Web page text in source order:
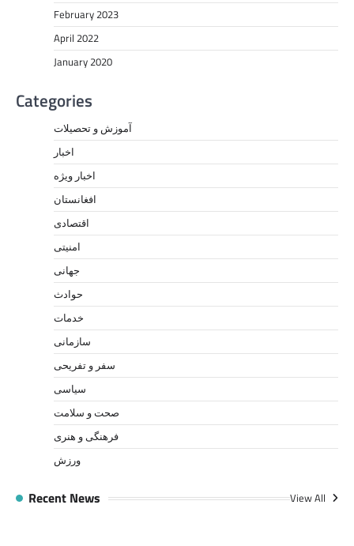
February 2023
April 2022
January 2020
Categories
آموزش و تحصیلات
اخبار
اخبار ویژه
افغانستان
اقتصادی
امنیتی
جهانی
حوادث
خدمات
سازمانی
سفر و تفریحی
سیاسی
صحت و سلامت
فرهنگی و هنری
ورزش
Recent News View All